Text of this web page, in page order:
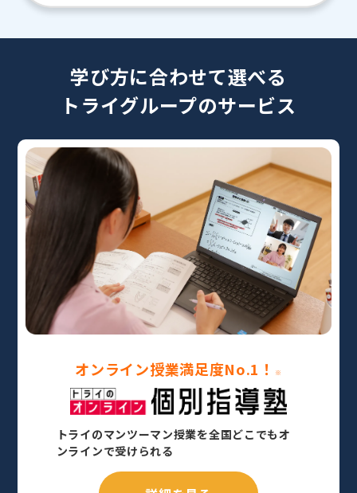
学び方に合わせて選べる
トライグループのサービス
オンライン授業満足度No.1！ ※
トライのマンツーマン授業を全国どこでもオ
ンラインで受けられる